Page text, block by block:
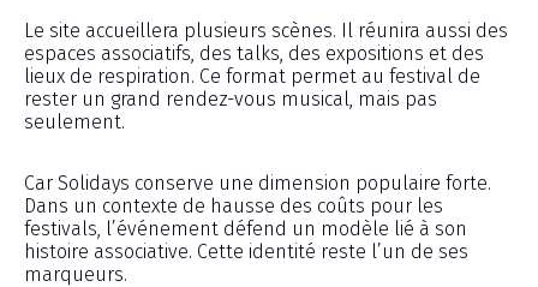
Le site accueillera plusieurs scènes. Il réunira aussi des
espaces associatifs, des talks, des expositions et des
lieux de respiration. Ce format permet au festival de
rester un grand rendez-vous musical, mais pas
seulement.
Car Solidays conserve une dimension populaire forte.
Dans un contexte de hausse des coûts pour les
festivals, l’événement défend un modèle lié à son
histoire associative. Cette identité reste l’un de ses
marqueurs.